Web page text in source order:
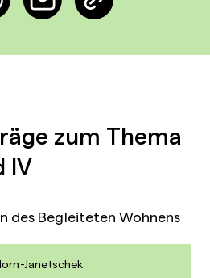
zum Thema
IV
Janetschek